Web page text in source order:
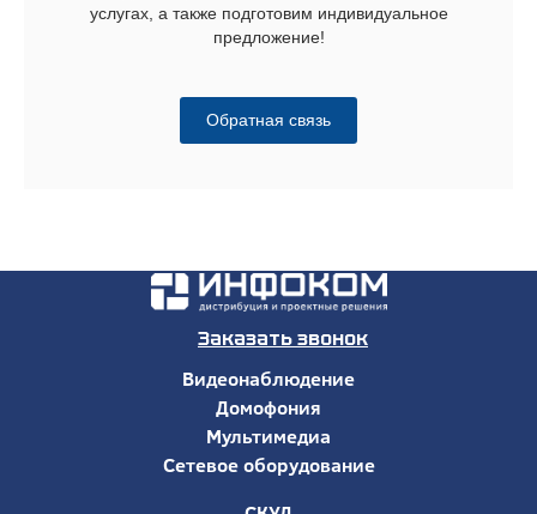
услугах, а также подготовим индивидуальное
предложение!
Обратная связь
Заказать звонок
Видеонаблюдение
Домофония
Мультимедиа
Сетевое оборудование